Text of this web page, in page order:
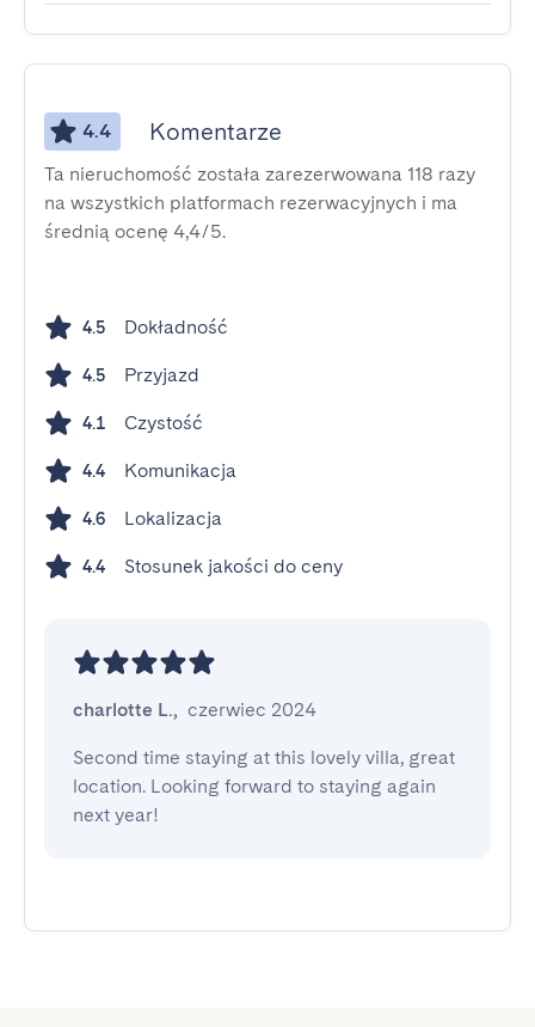
4.4 Komentarze
Ta nieruchomość została zarezerwowana 118 razy
na wszystkich platformach rezerwacyjnych i ma
średnią ocenę 4,4/5.
4.5 Dokładność
4.5 Przyjazd
4.1 Czystość
4.4 Komunikacja
4.6 Lokalizacja
4.4 Stosunek jakości do ceny
charlotte L., czerwiec 2024
Second time staying at this lovely villa, great
location. Looking forward to staying again
next year!